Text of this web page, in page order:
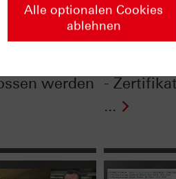
auf
werden
Shorten
-
...
Alle optionalen Cookies
ablehnen